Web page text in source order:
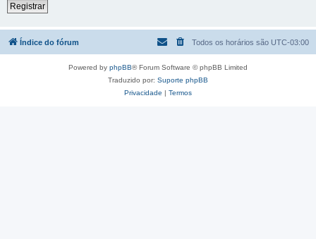
Registrar
Índice do fórum Todos os horários são UTC-03:00
Powered by phpBB® Forum Software © phpBB Limited
Traduzido por: Suporte phpBB
Privacidade | Termos